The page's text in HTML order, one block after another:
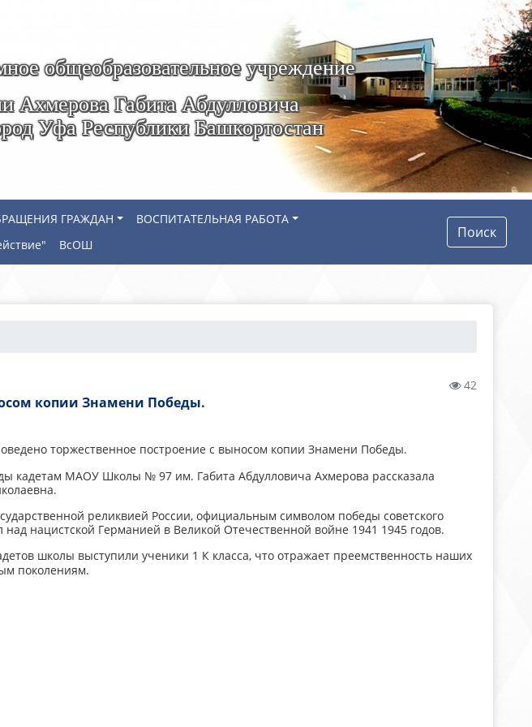
общеобразовательное учреждение
Габита Абдулловича
Уфа Республики Башкортостан
ГРАЖДАН
ВОСПИТАТЕЛЬНАЯ РАБОТА
ВсОШ
Поиск
42
копии Знамени Победы.
торжественное построение с выносом копии Знамени Победы.
кадетам МАОУ Школы № 97 им. Габита Абдулловича Ахмерова рассказала
реликвией России, официальным символом победы советского
нацистcкой Германией в Великой Отечественной войне 1941 1945 годов.
школы выступили ученики 1 К класса, что отражает преемственность наших
поколениям.